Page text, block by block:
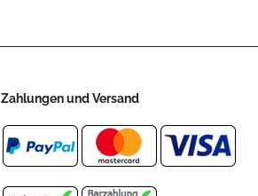
Zahlungen und Versand